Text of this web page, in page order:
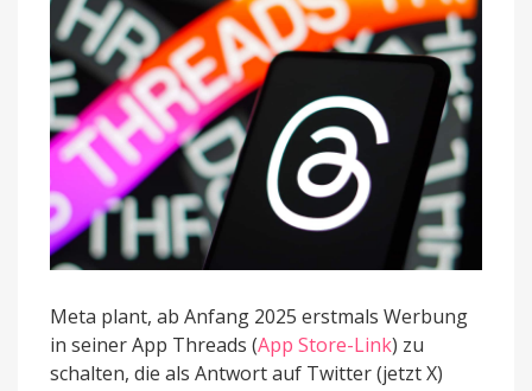
Meta plant, ab Anfang 2025 erstmals Werbung
in seiner App Threads (App Store-Link) zu
schalten, die als Antwort auf Twitter (jetzt X)